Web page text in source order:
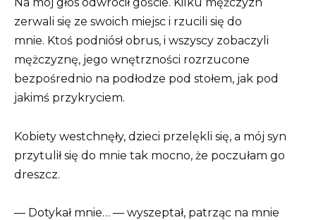
Na mój głos odwrócił goście. Kilku mężczyzn
zerwali się ze swoich miejsc i rzucili się do
mnie. Ktoś podniósł obrus, i wszyscy zobaczyli
mężczyznę, jego wnętrzności rozrzucone
bezpośrednio na podłodze pod stołem, jak pod
jakimś przykryciem.
Kobiety westchnęły, dzieci przelękli się, a mój syn
przytulił się do mnie tak mocno, że poczułam go
dreszcz.
— Dotykał mnie… — wyszeptał, patrząc na mnie